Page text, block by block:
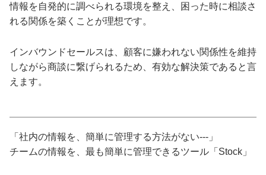
情報を自発的に調べられる環境を整え、困った時に相談さ
れる関係を築くことが理想です。
インバウンドセールスは、顧客に嫌われない関係性を維持
しながら商談に繋げられるため、有効な解決策であると言
えます。
「社内の情報を、簡単に管理する方法がない---」
チームの情報を、最も簡単に管理できるツール「Stock」